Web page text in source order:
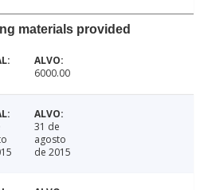
materials provided
6000.00
31 de
agosto
de 2015